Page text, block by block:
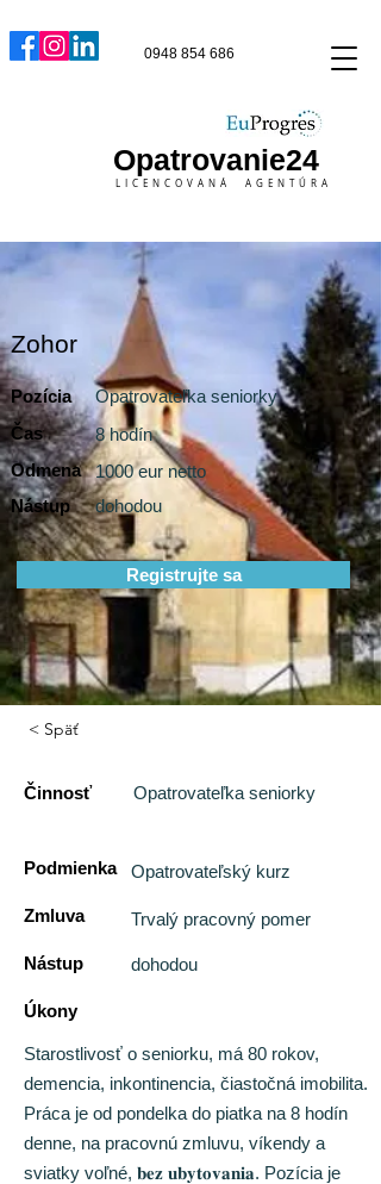
Opatrovanie24
LICENCOVANÁ AGENTÚRA
0948 854 686
Zohor
Pozícia
Opatrovateľka seniorky
Čas
8 hodín
Odmena
1000 eur netto
Nástup
dohodou
Registrujte sa
< Späť
Činnosť Opatrovateľka seniorky
Podmienka Opatrovateľský kurz
Zmluva Trvalý pracovný pomer
Nástup dohodou
Úkony
Starostlivosť o seniorku, má 80 rokov,
demencia, inkontinencia, čiastočná imobilita.
Práca je od pondelka do piatka na 8 hodín
denne, na pracovnú zmluvu, víkendy a
sviatky voľné, 𝐛𝐞𝐳 𝐮𝐛𝐲𝐭𝐨𝐯𝐚𝐧𝐢𝐚. Pozícia je